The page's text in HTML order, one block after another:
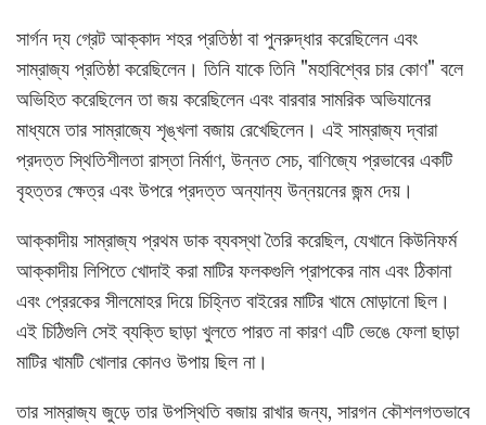
সার্গন দ্য গ্রেট আক্কাদ শহর প্রতিষ্ঠা বা পুনরুদ্ধার করেছিলেন এবং
সাম্রাজ্য প্রতিষ্ঠা করেছিলেন। তিনি যাকে তিনি "মহাবিশ্বের চার কোণ" বলে
অভিহিত করেছিলেন তা জয় করেছিলেন এবং বারবার সামরিক অভিযানের
মাধ্যমে তার সাম্রাজ্যে শৃঙ্খলা বজায় রেখেছিলেন। এই সাম্রাজ্য দ্বারা
প্রদত্ত স্থিতিশীলতা রাস্তা নির্মাণ, উন্নত সেচ, বাণিজ্যে প্রভাবের একটি
বৃহত্তর ক্ষেত্র এবং উপরে প্রদত্ত অন্যান্য উন্নয়নের জন্ম দেয়।
আক্কাদীয় সাম্রাজ্য প্রথম ডাক ব্যবস্থা তৈরি করেছিল, যেখানে কিউনিফর্ম
আক্কাদীয় লিপিতে খোদাই করা মাটির ফলকগুলি প্রাপকের নাম এবং ঠিকানা
এবং প্রেরকের সীলমোহর দিয়ে চিহ্নিত বাইরের মাটির খামে মোড়ানো ছিল।
এই চিঠিগুলি সেই ব্যক্তি ছাড়া খুলতে পারত না কারণ এটি ভেঙে ফেলা ছাড়া
মাটির খামটি খোলার কোনও উপায় ছিল না।
তার সাম্রাজ্য জুড়ে তার উপস্থিতি বজায় রাখার জন্য, সারগন কৌশলগতভাবে